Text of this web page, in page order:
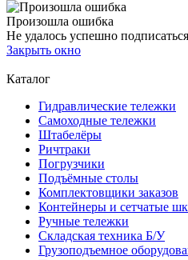
Произошла ошибка
Не удалось успешно
Закрыть окно
Каталог
Гидравлические тележки
Самоходные тележки
Штабелёры
Ричтраки
Погрузчики
Подъёмные столы
Комплектовщики заказов
Контейнеры и сетчатые
Ручные тележки
Складская техника Б/У
Грузоподъемное